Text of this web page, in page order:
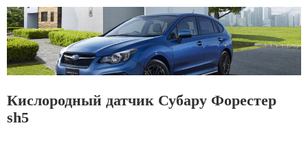
Кислородный датчик Субару Форестер
sh5